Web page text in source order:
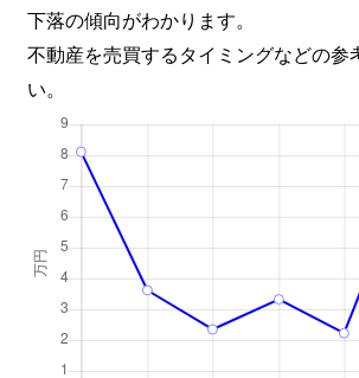
下落の傾向がわかります。
不動産を売買するタイミングなどの参
い。